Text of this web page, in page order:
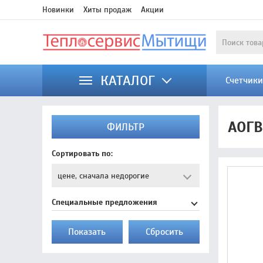
Новинки Хиты продаж Акции
КАТАЛОГ
ФИЛЬТР
Сортировать по:
Специальные предложения
Показать Cбросить